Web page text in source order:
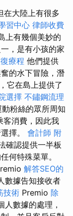
在大陸上有很多
習中心 律師收費
上有幾個美妙的
，是有小孩的家
療程 他們提供
的水下冒險，潛
它在島上提供了
選擇 不鏽鋼流理
粉絲的眾所周知
客消費，因此我
擇。 會計師 附
確認提供一半板
何特殊菜單。
解答SEO的
數據告知接收者
技術 Premio 除
數據的處理，